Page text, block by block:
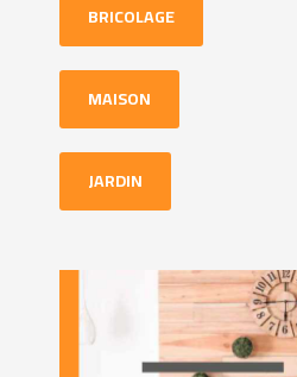
BRICOLAGE
MAISON
JARDIN